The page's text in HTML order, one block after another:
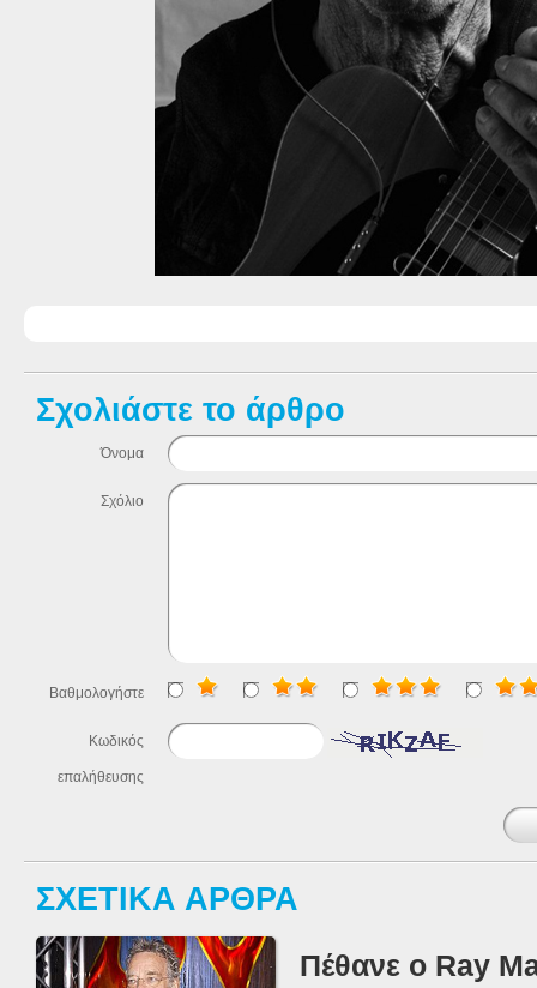
Σχολιάστε το άρθρο
Όνομα
Σχόλιο
Βαθμολογήστε
Κωδικός
επαλήθευσης
ΣΧΕΤΙΚΑ ΑΡΘΡΑ
Πέθανε ο Ray